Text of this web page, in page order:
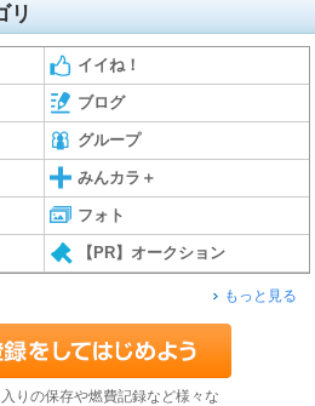
リ
イイね！
ブログ
グループ
みんカラ＋
フォト
【PR】オークション
もっと見る
りの保存や燃費記録など様々な